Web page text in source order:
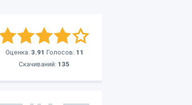
Оценка: 3.91 Голосов: 11
Скачиваний: 135